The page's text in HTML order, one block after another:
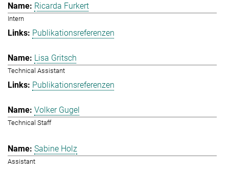
Ricarda Furkert
Intern
Publikationsreferenzen
Lisa Gritsch
Technical Assistant
Publikationsreferenzen
Volker Gugel
Technical Staff
Sabine Holz
Assistant